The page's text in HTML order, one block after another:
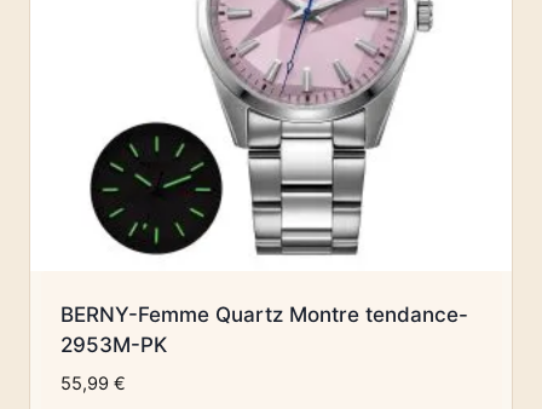
BERNY-Femme Quartz Montre tendance-
2953M-PK
55,99 €